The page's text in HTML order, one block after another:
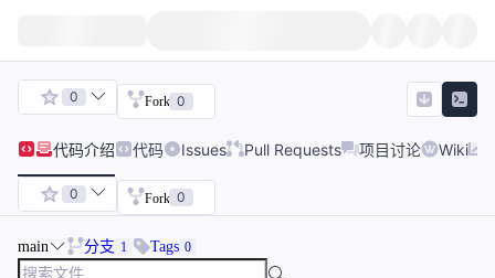
0 Fork 0
代码介绍 代码 Issues Pull Requests 项目讨论 Wiki
0 Fork 0
main 分支 1 Tags 0